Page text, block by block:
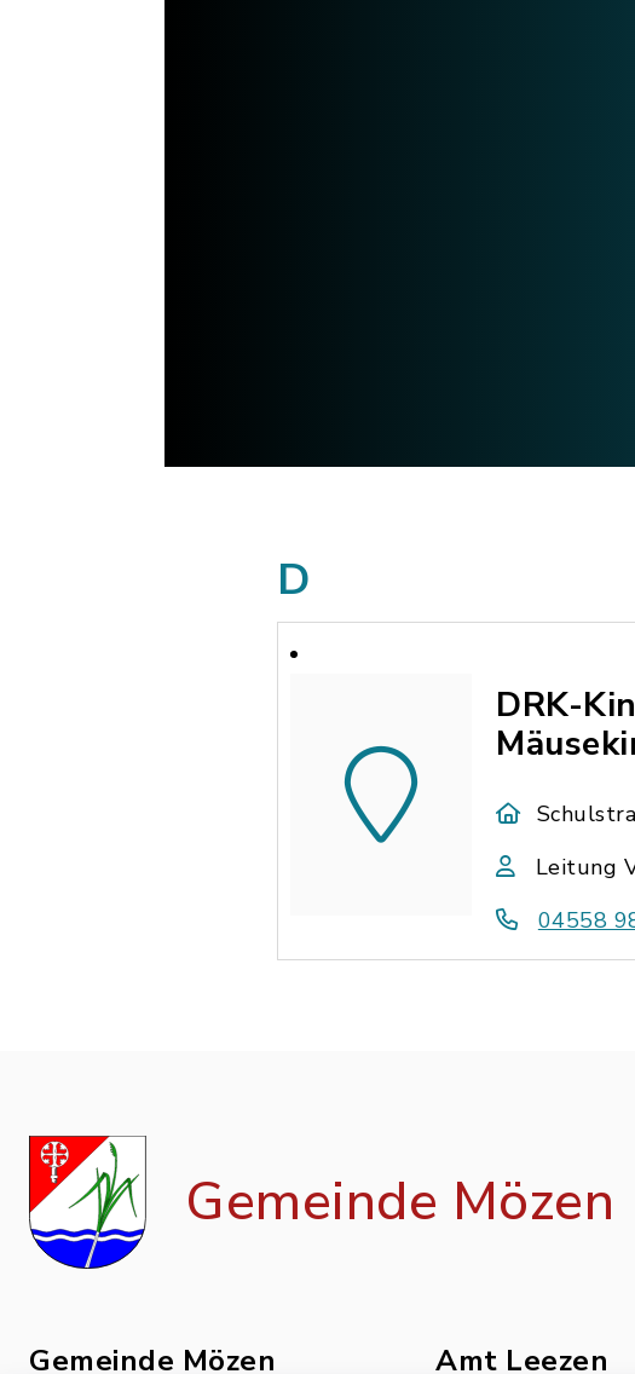
D
DRK-
Leitung
04558
Gemeinde Mözen
Gemeinde Mözen Amt Leezen